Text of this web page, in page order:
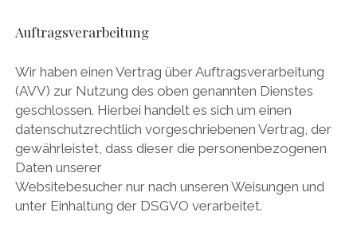
Auftragsverarbeitung
Wir haben einen Vertrag über Auftragsverarbeitung
(AVV) zur Nutzung des oben genannten Dienstes
geschlossen. Hierbei handelt es sich um einen
datenschutzrechtlich vorgeschriebenen Vertrag, der
gewährleistet, dass dieser die personenbezogenen
Daten unserer
Websitebesucher nur nach unseren Weisungen und
unter Einhaltung der DSGVO verarbeitet.